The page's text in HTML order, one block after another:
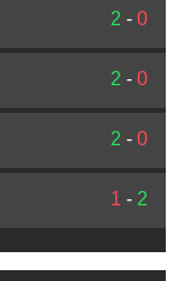
2 - 0
2 - 0
2 - 0
1 - 2